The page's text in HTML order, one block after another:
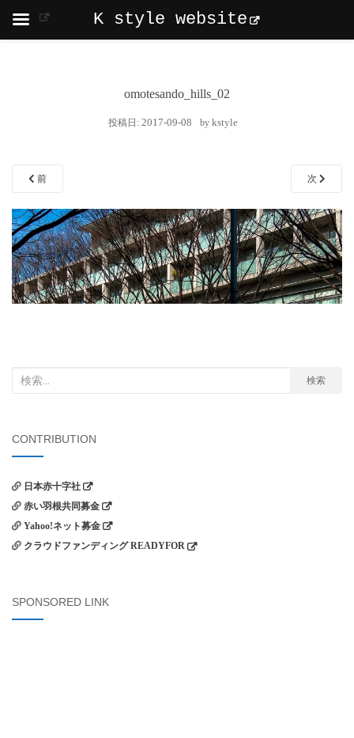
omotesando_hills_02
投稿日: 2017-09-08 by kstyle
前 次
検索
CONTRIBUTION
日本赤十字社
赤い羽根共同募金
Yahoo!ネット募金
クラウドファンディング READYFOR
SPONSORED LINK
K style website